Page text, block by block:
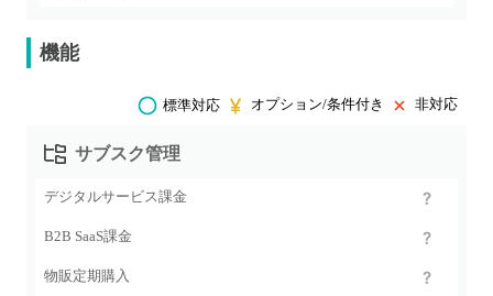
機能
標準対応 オプション/条件付き 非対応
サブスク管理
デジタルサービス課金
B2B SaaS課金
物販定期購入